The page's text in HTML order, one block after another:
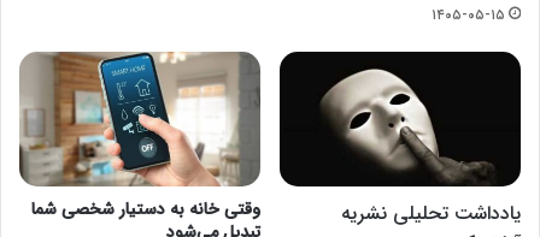
۱۴۰۵-۰۵-۱۵
یادداشت تحلیلی نشریه
وقتی خانه به دستیار شخصی شما